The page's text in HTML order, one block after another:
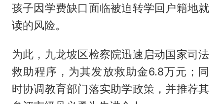
孩子因学费缺口面临被迫转学回户籍地就
读的风险。
为此，九龙坡区检察院迅速启动国家司法
救助程序，为其发放救助金6.8万元；同
时协调教育部门落实助学政策，并推荐其